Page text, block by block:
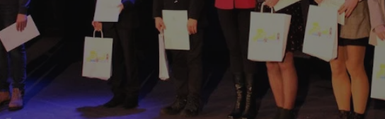
Ten plik cookie przechowuje identyfikator sesji.
Ten plik cookie przechowuje identyfikator sesji.
Ten plik cookie przechowuje identyfikator sesji.
CookieScript
4 tygodnie 2 dni
Ten plik cookie jest używany przez usługę Cookie-
Script.com do zapamiętywania preferencji dotyczących
zgody użytkownika na pliki cookie. Jest to konieczne,
aby baner cookie Cookie-Script.com działał poprawnie.